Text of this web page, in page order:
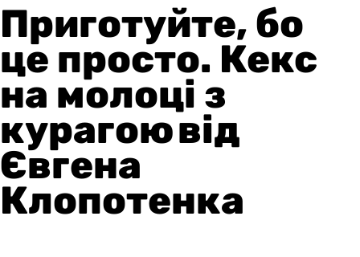
Приготуйте, бо
це просто. Кекс
на молоці з
курагою від
Євгена
Клопотенка